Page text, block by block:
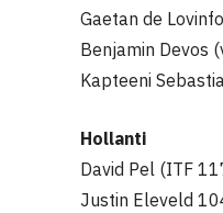
Gaetan de
Benjamin Devos
Kapteeni
Hollanti
David Pel (ITF
Justin Eleveld